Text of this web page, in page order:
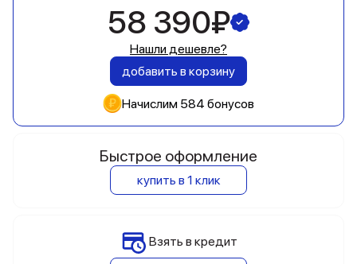
58 390₽
Нашли дешевле?
добавить в корзину
Начислим 584 бонусов
Быстрое оформление
купить в 1 клик
Взять в кредит